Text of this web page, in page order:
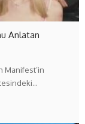
Anlatan
Manifest’in